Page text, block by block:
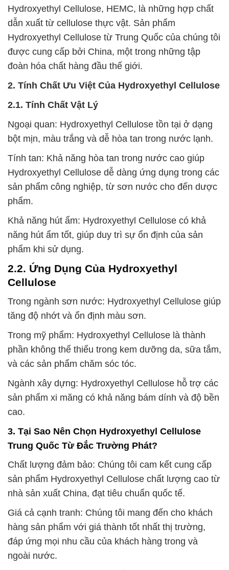
Hydroxyethyl Cellulose, HEMC, là những hợp chất
dẫn xuất từ cellulose thực vật. Sản phẩm
Hydroxyethyl Cellulose từ Trung Quốc của chúng tôi
được cung cấp bởi China, một trong những tập
đoàn hóa chất hàng đầu thế giới.
2. Tính Chất Ưu Việt Của Hydroxyethyl Cellulose
2.1. Tính Chất Vật Lý
Ngoại quan: Hydroxyethyl Cellulose tồn tại ở dạng
bột mịn, màu trắng và dễ hòa tan trong nước lạnh.
Tính tan: Khả năng hòa tan trong nước cao giúp
Hydroxyethyl Cellulose dễ dàng ứng dụng trong các
sản phẩm công nghiệp, từ sơn nước cho đến dược
phẩm.
Khả năng hút ẩm: Hydroxyethyl Cellulose có khả
năng hút ẩm tốt, giúp duy trì sự ổn định của sản
phẩm khi sử dụng.
2.2. Ứng Dụng Của Hydroxyethyl
Cellulose
Trong ngành sơn nước: Hydroxyethyl Cellulose giúp
tăng độ nhớt và ổn định màu sơn.
Trong mỹ phẩm: Hydroxyethyl Cellulose là thành
phần không thể thiếu trong kem dưỡng da, sữa tắm,
và các sản phẩm chăm sóc tóc.
Ngành xây dựng: Hydroxyethyl Cellulose hỗ trợ các
sản phẩm xi măng có khả năng bám dính và độ bền
cao.
3. Tại Sao Nên Chọn Hydroxyethyl Cellulose
Trung Quốc Từ Đắc Trường Phát?
Chất lượng đảm bảo: Chúng tôi cam kết cung cấp
sản phẩm Hydroxyethyl Cellulose chất lượng cao từ
nhà sản xuất China, đạt tiêu chuẩn quốc tế.
Giá cả cạnh tranh: Chúng tôi mang đến cho khách
hàng sản phẩm với giá thành tốt nhất thị trường,
đáp ứng mọi nhu cầu của khách hàng trong và
ngoài nước.